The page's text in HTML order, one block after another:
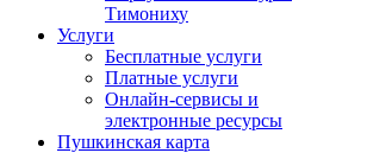
Тимониху
Услуги
Бесплатные услуги
Платные услуги
Онлайн-сервисы и
электронные ресурсы
Пушкинская карта